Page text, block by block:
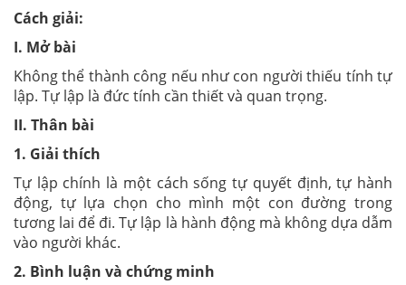
Cách giải:
I. Mở bài
Không thể thành công nếu như con người thiếu tính tự
lập. Tự lập là đức tính cần thiết và quan trọng.
II. Thân bài
1. Giải thích
Tự lập chính là một cách sống tự quyết định, tự hành
động, tự lựa chọn cho mình một con đường trong
tương lai để đi. Tự lập là hành động mà không dựa dẫm
vào người khác.
2. Bình luận và chứng minh